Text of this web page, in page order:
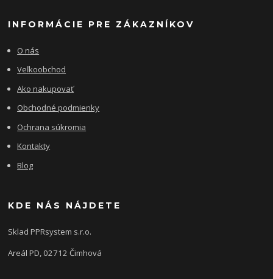
INFORMÁCIE PRE ZÁKAZNÍKOV
O nás
Veľkoobchod
Ako nakupovať
Obchodné podmienky
Ochrana súkromia
Kontakty
Blog
KDE NÁS NÁJDETE
Sklad PPRsystem s.r.o.
Areál PD, 02712 Čimhová